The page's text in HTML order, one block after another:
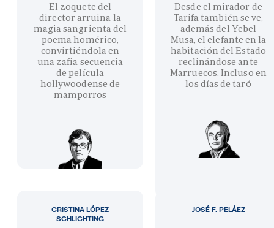
El zoquete del
director arruina la
magia sangrienta del
poema homérico,
convirtiéndola en
una zafia secuencia
de película
hollywoodense de
mamporros
Desde el mirador de
Tarifa también se ve,
además del Yebel
Musa, el elefante en la
habitación del Estado
reclinándose ante
Marruecos. Incluso en
los días de taró
CRISTINA LÓPEZ
SCHLICHTING
JOSÉ F. PELÁEZ